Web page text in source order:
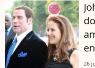
26